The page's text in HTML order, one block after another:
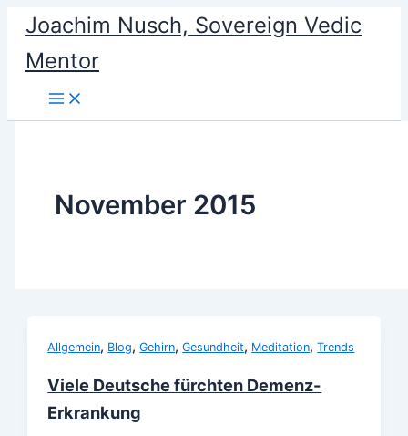
content
Joachim Nusch, Sovereign Vedic
Mentor
November 2015
Allgemein, Blog,Gehirn,Gesundheit, Meditation,Trends
Viele Deutsche fürchten Demenz-
Erkrankung